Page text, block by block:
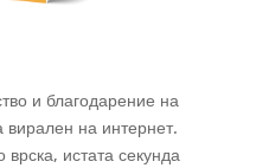
и благодарение на
вирален на интернет.
врска, истата секунда